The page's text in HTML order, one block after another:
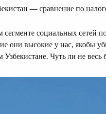
— сравнение по
сегменте социальных сетей
они высокие у нас, якобы
Узбекистане. Чуть ли не весь